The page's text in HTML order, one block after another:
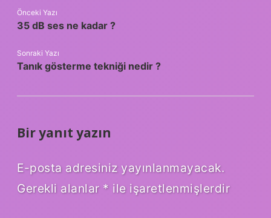
Önceki Yazı
35 dB ses ne kadar ?
Sonraki Yazı
Tanık gösterme tekniği nedir ?
Bir yanıt yazın
E-posta adresiniz yayınlanmayacak.
Gerekli alanlar * ile işaretlenmişlerdir